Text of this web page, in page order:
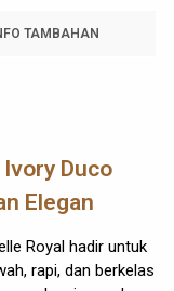
TAMBAHAN
Duco
Elegan
Royal hadir untuk
rapi, dan berkelas